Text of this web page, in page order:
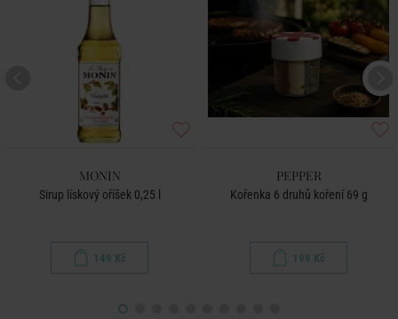
MONIN
Sirup lískový oříšek 0,25 l
149 Kč
PEPPER
Kořenka 6 druhů koření 69 g
199 Kč